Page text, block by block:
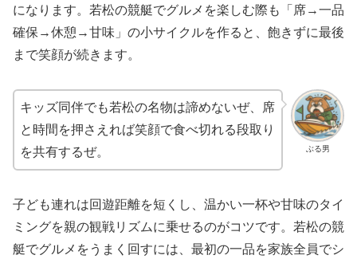
になります。若松の競艇でグルメを楽しむ際も「席→一品
確保→休憩→甘味」の小サイクルを作ると、飽きずに最後
まで笑顔が続きます。
ぶる男
キッズ同伴でも若松の名物は諦めないぜ、席
と時間を押さえれば笑顔で食べ切れる段取り
を共有するぜ。
子ども連れは回遊距離を短くし、温かい一杯や甘味のタイ
ミングを親の観戦リズムに乗せるのがコツです。若松の競
艇でグルメをうまく回すには、最初の一品を家族全員でシ